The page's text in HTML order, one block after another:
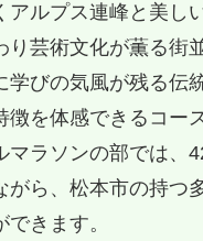
アルプス連峰と美し
り芸術文化が薫る街
学びの気風が残る伝
徴を体感できるコー
マラソンの部では、
がら、松本市の持つ
きます。